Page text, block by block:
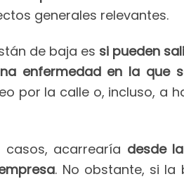
generales relevantes.
de baja es si pueden
enfermedad en la que
por la calle o, incluso, a
acarrearía desde
. No obstante, si la